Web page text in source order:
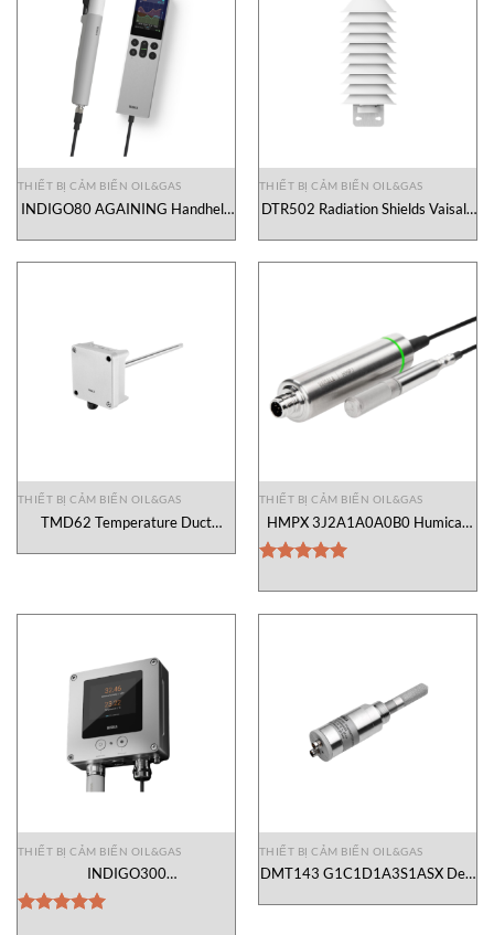
THIẾT BỊ CẢM BIẾN OIL&GAS
INDIGO80 AGAINING Handheld
THIẾT BỊ CẢM BIẾN OIL&GAS
DTR502 Radiation Shields Vaisala
THIẾT BỊ CẢM BIẾN OIL&GAS
TMD62 Temperature Duct
THIẾT BỊ CẢM BIẾN OIL&GAS
HMPX 3J2A1A0A0B0 Humicap
R2 sensor Vaisala Vietnam
hạng5.00
5 sao
THIẾT BỊ CẢM BIẾN OIL&GAS
INDIGO300
B0D11N1AAX0N2V1 Indigo300
Transmitter Vaisala Vietnam
THIẾT BỊ CẢM BIẾN OIL&GAS
DMT143 G1C1D1A3S1ASX Dew